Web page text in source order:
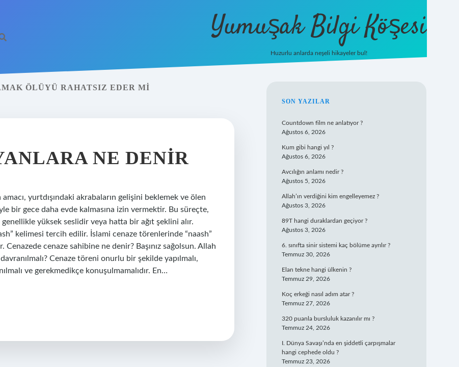
Yumuşak Bilgi Köşesi
Huzurlu anlarda neşeli hikayeler bul!
ÖLÜYÜ RAHATSIZ EDER MI
NE DENIR
yurtdışındaki akrabaların gelişini beklemek ve ölen
bir gece daha evde kalmasına izin vermektir. Bu süreçte,
yüksek seslidir veya hatta bir ağıt şeklini alır.
kelimesi tercih edilir. İslami cenaze törenlerinde “naash”
Cenazede cenaze sahibine ne denir? Başınız sağolsun. Allah
Cenaze töreni onurlu bir şekilde yapılmalı,
ve gerekmedikçe konuşulmamalıdır. En…
SIDEBAR
SON YAZILAR
Countdown film ne anlatıyor ?
Ağustos 6, 2026
Kum gibi hangi yıl ?
Ağustos 6, 2026
Avcılığın anlamı nedir ?
Ağustos 5, 2026
Allah’ın verdiğini kim engelleyemez ?
Ağustos 3, 2026
89T hangi duraklardan geçiyor ?
Ağustos 3, 2026
6. sınıfta sinir sistemi kaç bölüme ayrılır ?
Temmuz 30, 2026
Elan tekne hangi ülkenin ?
Temmuz 29, 2026
Koç erkeği nasıl adım atar ?
Temmuz 27, 2026
320 puanla bursluluk kazanılır mı ?
Temmuz 24, 2026
I. Dünya Savaşı’nda en şiddetli çarpışmalar
hangi cephede oldu ?
Temmuz 23, 2026